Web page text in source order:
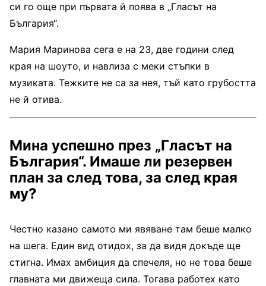
си го още при първата й поява в „Гласът на
България“.
Мария Маринова сега е на 23, две години след
края на шоуто, и навлиза с меки стъпки в
музиката. Тежките не са за нея, тъй като грубостта
не й отива.
Мина успешно през „Гласът на
България“. Имаше ли резервен
план за след това, за след края
му?
Честно казано самото ми явяване там беше малко
на шега. Един вид отидох, за да видя докъде ще
стигна. Имах амбиция да спечеля, но не това беше
главната ми движеща сила. Тогава работех като